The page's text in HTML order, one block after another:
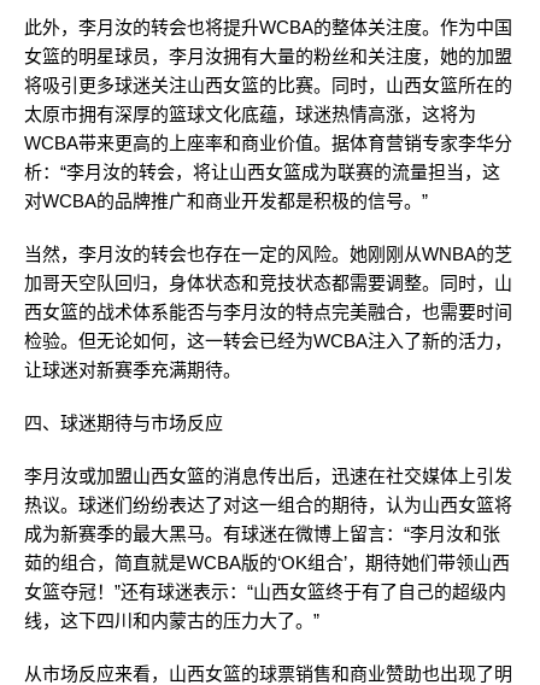
此外，李月汝的转会也将提升WCBA的整体关注度。作为中国
女篮的明星球员，李月汝拥有大量的粉丝和关注度，她的加盟
将吸引更多球迷关注山西女篮的比赛。同时，山西女篮所在的
太原市拥有深厚的篮球文化底蕴，球迷热情高涨，这将为
WCBA带来更高的上座率和商业价值。据体育营销专家李华分
析：“李月汝的转会，将让山西女篮成为联赛的流量担当，这
对WCBA的品牌推广和商业开发都是积极的信号。”
当然，李月汝的转会也存在一定的风险。她刚刚从WNBA的芝
加哥天空队回归，身体状态和竞技状态都需要调整。同时，山
西女篮的战术体系能否与李月汝的特点完美融合，也需要时间
检验。但无论如何，这一转会已经为WCBA注入了新的活力，
让球迷对新赛季充满期待。
四、球迷期待与市场反应
李月汝或加盟山西女篮的消息传出后，迅速在社交媒体上引发
热议。球迷们纷纷表达了对这一组合的期待，认为山西女篮将
成为新赛季的最大黑马。有球迷在微博上留言：“李月汝和张
茹的组合，简直就是WCBA版的‘OK组合’，期待她们带领山西
女篮夺冠！”还有球迷表示：“山西女篮终于有了自己的超级内
线，这下四川和内蒙古的压力大了。”
从市场反应来看，山西女篮的球票销售和商业赞助也出现了明